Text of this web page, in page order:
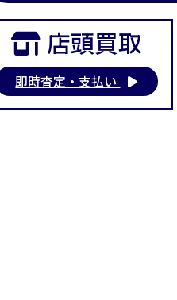
店頭買取
即時査定・支払い